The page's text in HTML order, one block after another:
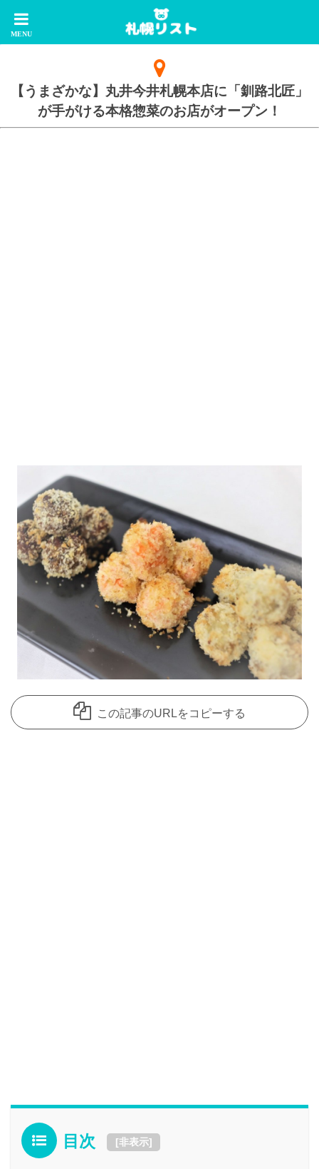
【うまざかな】丸井今井札幌本店に「釧路北匠」
が手がける本格惣菜のお店がオープン！
この記事のURLをコピーする
目次 [非表示]